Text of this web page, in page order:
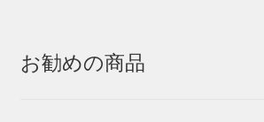
–
¥25,410
お勧めの商品